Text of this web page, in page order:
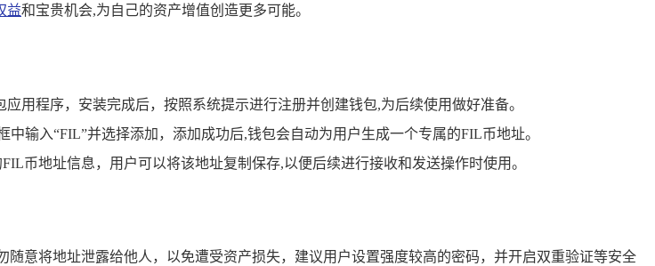
益和宝贵机会,为自己的资产增值创造更多可能。
用程序，安装完成后，按照系统提示进行注册并创建钱包,为后续使用做好准备。
输入“FIL”并选择添加，添加成功后,钱包会自动为用户生成一个专属的FIL币地址。
币地址信息，用户可以将该地址复制保存,以便后续进行接收和发送操作时使用。
意将地址泄露给他人，以免遭受资产损失，建议用户设置强度较高的密码，并开启双重验证等安全